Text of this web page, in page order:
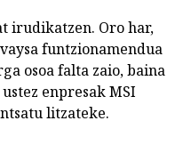
irudikatzen. Oro har,
funtzionamendua
osoa falta zaio, baina
enpresak MSI
litzateke.